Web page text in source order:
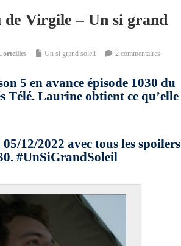
Virgile – Un si grand
Un si grand soleil 2 commentaires
5 en avance épisode 1030 du
Télé. Laurine obtient ce qu’elle
12/2022 avec tous les spoilers
#UnSiGrandSoleil